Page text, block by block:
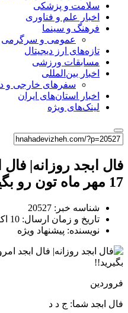
سلامت و پزشکی
اخبار علم و فناوری
فرهنگ و سینما
عمومی و سرگرمی
تازه‌های ارز دیجیتال
مسابقات ورزشی
اخبار بین‌المللی
سفرهای خارجی و
اخبار استان‌های ایران
لینک‌های ویژه
فال ابجد روزانه|
17 مهر ماه تون رو بگیرید!!
شناسه خبر: 20527
تاریخ و زمان ارسال: 10 اکتبر 2023 ساعت 7:48
نویسنده: پیشنهاد ویژه
فروردین
فال ابجد شما: ج د د